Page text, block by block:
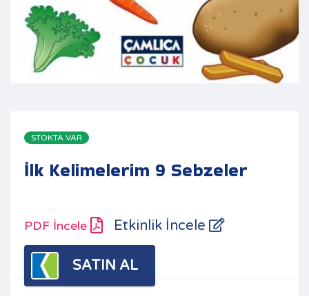
STOKTA VAR
İlk Kelimelerim 9 Sebzeler
PDF İncele Etkinlik İncele
SATIN AL